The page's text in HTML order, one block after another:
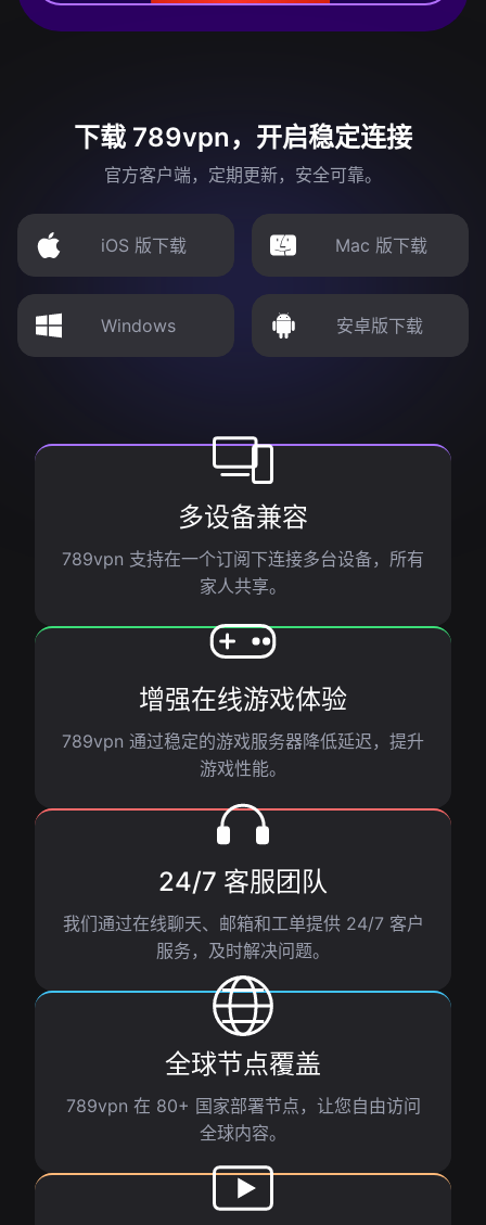
下载 789vpn，开启稳定连接
官方客户端，定期更新，安全可靠。
iOS 版下载 Mac 版下载
Windows 安卓版下载
多设备兼容
789vpn 支持在一个订阅下连接多台设备，所有
家人共享。
增强在线游戏体验
789vpn 通过稳定的游戏服务器降低延迟，提升
游戏性能。
24/7 客服团队
我们通过在线聊天、邮箱和工单提供 24/7 客户
服务，及时解决问题。
全球节点覆盖
789vpn 在 80+ 国家部署节点，让您自由访问
全球内容。